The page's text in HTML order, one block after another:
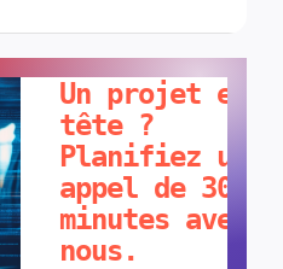
Un projet en
tête ?
Planifiez un
appel de 30
minutes avec
nous.